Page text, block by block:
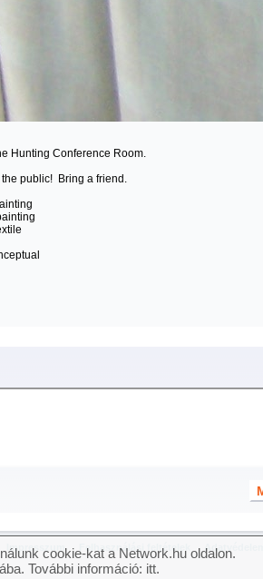
Hunting Conference Room.
public! Bring a friend.
Impresszum Felhasználási feltételek Adatvédelem
cookie-kat a Network.hu oldalon.
További információ: itt.